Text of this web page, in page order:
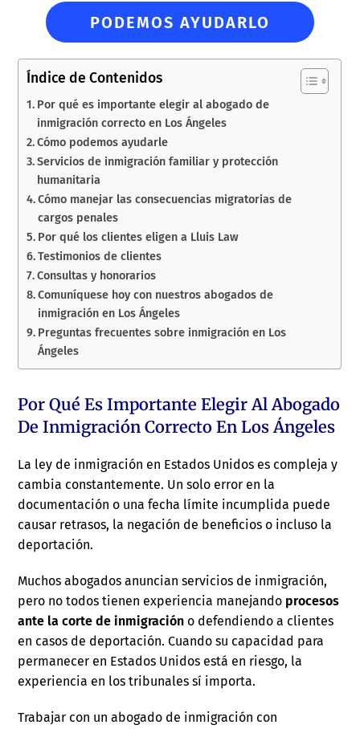
PODEMOS AYUDARLO
Índice de Contenidos
Por qué es importante elegir al abogado de
inmigración correcto en Los Ángeles
Cómo podemos ayudarle
Servicios de inmigración familiar y protección
humanitaria
Cómo manejar las consecuencias migratorias de
cargos penales
Por qué los clientes eligen a Lluis Law
Testimonios de clientes
Consultas y honorarios
Comuníquese hoy con nuestros abogados de
inmigración en Los Ángeles
Preguntas frecuentes sobre inmigración en Los
Ángeles
Por Qué Es Importante Elegir Al Abogado
De Inmigración Correcto En Los Ángeles
La ley de inmigración en Estados Unidos es compleja y
cambia constantemente. Un solo error en la
documentación o una fecha límite incumplida puede
causar retrasos, la negación de beneficios o incluso la
deportación.
Muchos abogados anuncian servicios de inmigración,
pero no todos tienen experiencia manejando procesos
ante la corte de inmigración o defendiendo a clientes
en casos de deportación. Cuando su capacidad para
permanecer en Estados Unidos está en riesgo, la
experiencia en los tribunales sí importa.
Trabajar con un abogado de inmigración con